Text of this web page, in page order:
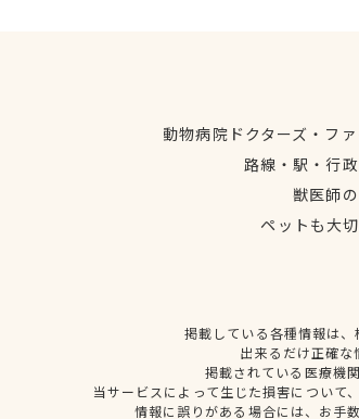
動物病院ドクターズ・フ
路線・駅・行
獣医師
ペットも大
掲載している各種情報は
出来るだけ正確な
掲載されている医療機
当サービスによって生じた損害について
情報に誤りがある場合には、お手